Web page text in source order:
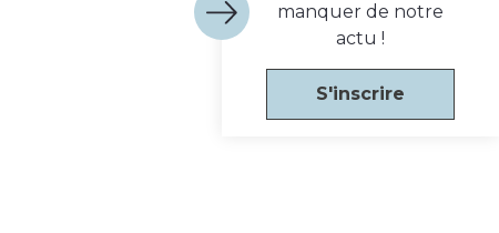
manquer de notre
actu !
S'inscrire